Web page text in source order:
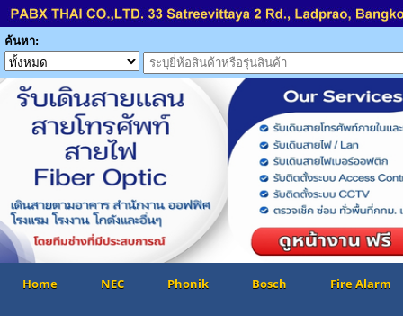
ค้นหา:
Home NEC Phonik Bosch Fire Alarm